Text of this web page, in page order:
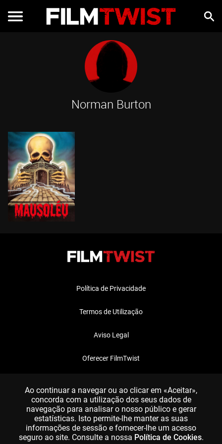
Norman Burton
Política de Privacidade
Termos de Utilização
Aviso Legal
Oferecer FilmTwist
Ao continuar a navegar ou ao clicar em «Aceitar»,
concorda com a utilização dos seus dados de
navegação para analisar o nosso público e gerar
estatísticas. Isto permite-lhe manter as suas
informações de sessão e fornecer-lhe um acesso
seguro ao site. Consulte a nossa Política de Cookies.